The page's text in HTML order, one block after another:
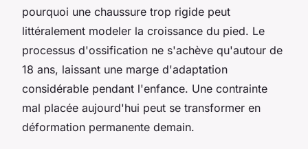
pourquoi une chaussure trop rigide peut
littéralement modeler la croissance du pied. Le
processus d'ossification ne s'achève qu'autour de
18 ans, laissant une marge d'adaptation
considérable pendant l'enfance. Une contrainte
mal placée aujourd'hui peut se transformer en
déformation permanente demain.